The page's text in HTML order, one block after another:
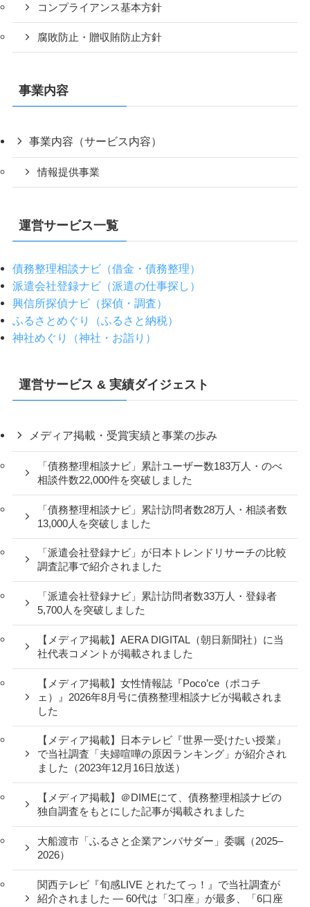
コンプライアンス基本方針
腐敗防止・贈収賄防止方針
事業内容
事業内容（サービス内容）
情報提供事業
運営サービス一覧
債務整理相談ナビ（借金・債務整理）
派遣会社登録ナビ（派遣の仕事探し）
興信所探偵ナビ（探偵・調査）
ふるさとめぐり（ふるさと納税）
神社めぐり（神社・お詣り）
運営サービス & 実績ダイジェスト
メディア掲載・受賞実績と事業の歩み
「債務整理相談ナビ」累計ユーザー数183万人・のべ
相談件数22,000件を突破しました
「債務整理相談ナビ」累計訪問者数28万人・相談者数
13,000人を突破しました
「派遣会社登録ナビ」が日本トレンドリサーチの比較
調査記事で紹介されました
「派遣会社登録ナビ」累計訪問者数33万人・登録者
5,700人を突破しました
【メディア掲載】AERA DIGITAL（朝日新聞社）に当
社代表コメントが掲載されました
【メディア掲載】女性情報誌『Poco’ce（ポコチ
ェ）』2026年8月号に債務整理相談ナビが掲載されま
した
【メディア掲載】日本テレビ『世界一受けたい授業』
で当社調査「夫婦喧嘩の原因ランキング」が紹介され
ました（2023年12月16日放送）
【メディア掲載】＠DIMEにて、債務整理相談ナビの
独自調査をもとにした記事が掲載されました
大船渡市「ふるさと企業アンバサダー」委嘱（2025–
2026）
関西テレビ『旬感LIVE とれたてっ！』で当社調査が
紹介されました ― 60代は「3口座」が最多、「6口座